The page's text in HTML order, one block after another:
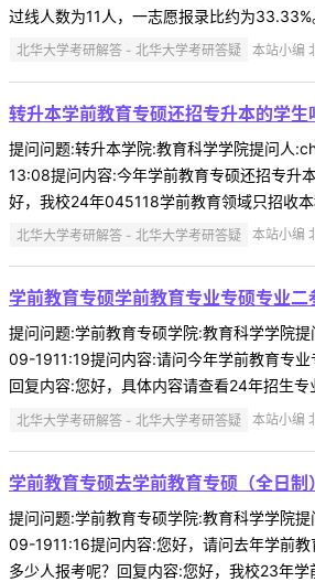
过线人数为11人，一志愿报录比约为33.33%
北华大学考研解答 - 北华大学考研答疑 本站小编
转升本学前教育专硕还招专升本的学生
提问问题:转升本学院:教育科学学院提问人
13:08提问内容:今年学前教育专硕还招专升
好，我校24年045118学前教育领域只招收
北华大学考研解答 - 北华大学考研答疑 本站小编
学前教育专硕学前教育专业专硕专业二
提问问题:学前教育专硕学院:教育科学学院
09-1911:19提问内容:请问今年学前教育专
回复内容:您好，具体内容请查看24年招生专
北华大学考研解答 - 北华大学考研答疑 本站小编
学前教育专硕去学前教育专硕（全日
提问问题:学前教育专硕学院:教育科学学院
09-1911:16提问内容:您好，请问去年学前
多少人报考呢？回复内容:您好，我校23年学